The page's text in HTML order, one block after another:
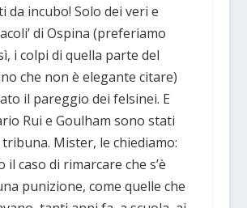
da incubo! Solo dei veri e
di Ospina (preferiamo
i colpi di quella parte del
che non è elegante citare)
il pareggio dei felsinei. E
Rui e Goulham sono stati
Mister, le chiediamo:
caso di rimarcare che s’è
punizione, come quelle che